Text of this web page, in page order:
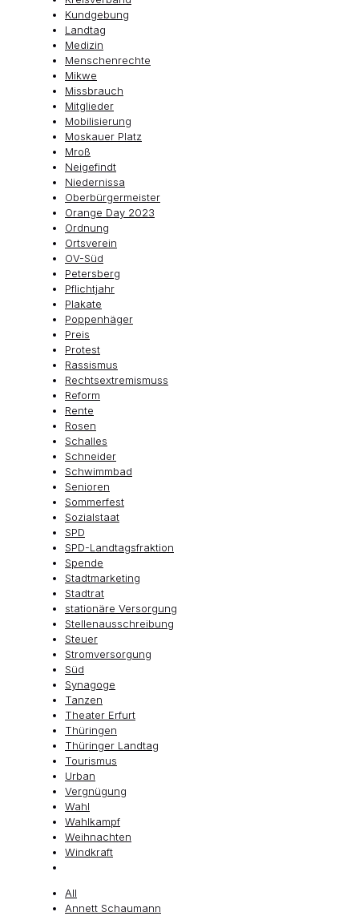
Kundgebung
Landtag
Medizin
Menschenrechte
Mikwe
Missbrauch
Mitglieder
Mobilisierung
Moskauer Platz
Mroß
Neigefindt
Niedernissa
Oberbürgermeister
Orange Day 2023
Ordnung
Ortsverein
OV-Süd
Petersberg
Pflichtjahr
Plakate
Poppenhäger
Preis
Protest
Rassismus
Rechtsextremismuss
Reform
Rente
Rosen
Schalles
Schneider
Schwimmbad
Senioren
Sommerfest
Sozialstaat
SPD
SPD-Landtagsfraktion
Spende
Stadtmarketing
Stadtrat
stationäre Versorgung
Stellenausschreibung
Steuer
Stromversorgung
Süd
Synagoge
Tanzen
Theater Erfurt
Thüringen
Thüringer Landtag
Tourismus
Urban
Vergnügung
Wahl
Wahlkampf
Weihnachten
Windkraft
All
Annett Schaumann